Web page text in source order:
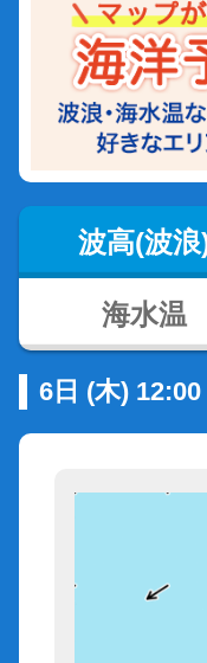
波高(波浪
海水温
6日 (木)